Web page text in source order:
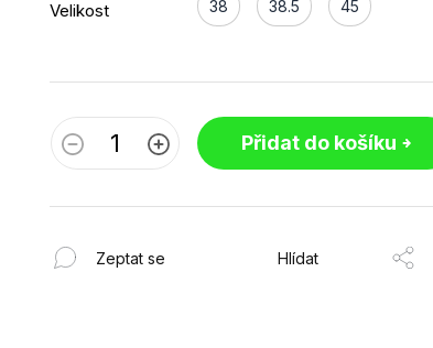
Velikost 38 38.5 45
Přidat do košíku
Zeptat se Hlídat